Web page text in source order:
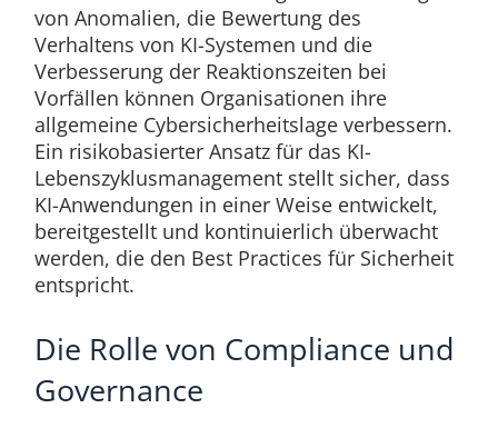
von Anomalien, die Bewertung des
Verhaltens von KI-Systemen und die
Verbesserung der Reaktionszeiten bei
Vorfällen können Organisationen ihre
allgemeine Cybersicherheitslage verbessern.
Ein risikobasierter Ansatz für das KI-
Lebenszyklusmanagement stellt sicher, dass
KI-Anwendungen in einer Weise entwickelt,
bereitgestellt und kontinuierlich überwacht
werden, die den Best Practices für Sicherheit
entspricht.
Die Rolle von Compliance und
Governance